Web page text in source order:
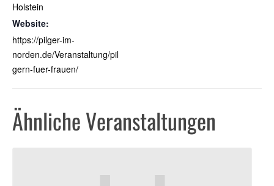
Holstein
Website:
https://pilger-im-
norden.de/Veranstaltung/pil
gern-fuer-frauen/
Ähnliche Veranstaltungen